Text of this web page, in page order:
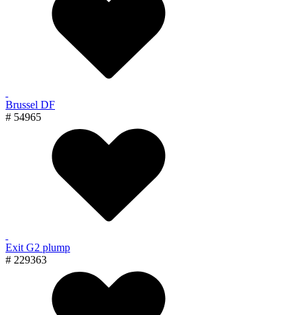
Brussel DF
# 54965
Exit G2 plump
# 229363